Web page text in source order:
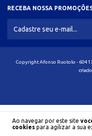
Ao navegar por este site
cookies para agilizar a sua
RECEBA NOSSA
Copyright Afonso Ruotolo -